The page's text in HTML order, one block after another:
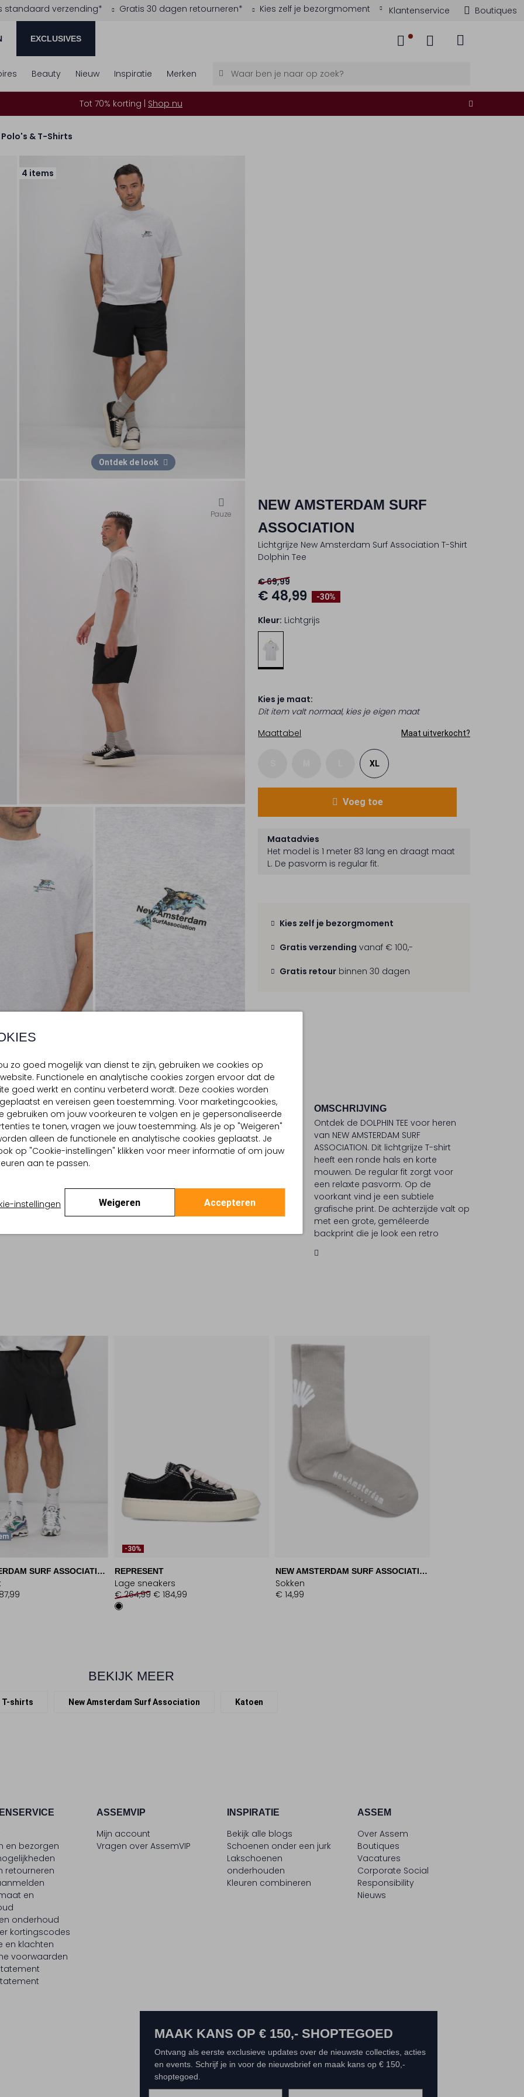
standaard verzending* Gratis 30 dagen retourneren* Kies zelf je bezorgmoment Klantenservice Boutiques
EXCLUSIVES
zo goed mogelijk van dienst te zijn, gebruiken we cookies op
Functionele en analytische cookies zorgen ervoor dat de
goed werkt en continu verbeterd wordt. Deze cookies worden
en vereisen geen toestemming. Voor marketingcookies,
gebruiken om jouw voorkeuren te volgen en je gepersonaliseerde
te tonen, vragen we jouw toestemming. Als je op "Weigeren"
alleen de functionele en analytische cookies geplaatst. Je
op "Cookie-instellingen" klikken voor meer informatie of om jouw
aan te passen.
instellingen Weigeren Accepteren
Beauty Nieuw Inspiratie Merken
Tot 70% korting | Shop nu
Polo's & T-Shirts
4 items
Ontdek de look
Pauze
NEW AMSTERDAM SURF
ASSOCIATION
Lichtgrijze New Amsterdam Surf Association T-Shirt
Dolphin Tee
-30%
€ 69,99
€ 48,99
Kleur: Lichtgrijs
Kies je maat:
Dit item valt normaal, kies je eigen maat
Maattabel
Maat uitverkocht?
XL
Voeg toe
Maatadvies
Het model is 1 meter 83 lang en draagt maat
L. De pasvorm is regular fit.
Kies zelf je bezorgmoment
Gratis verzending vanaf € 100,-
Gratis retour binnen 30 dagen
& RETOURNEREN
& PASVORM
Revival
Katoen
Korte Mouw
WASVOORSCHRIFTEN
Normaal wassen op 30 °C
Strijken op maximaal 110 °C
Niet chemisch reinigen
OMSCHRIJVING
Ontdek de DOLPHIN TEE voor heren
van NEW AMSTERDAM SURF
ASSOCIATION. Dit lichtgrijze T-shirt
heeft een ronde hals en korte
mouwen. De regular fit zorgt voor
een relaxte pasvorm. Op de
voorkant vind je een subtiele
grafische print. De achterzijde valt op
met een grote, gemêleerde
backprint die je look een retro
shirt met je favoriete shorts of jeans
NEW AMSTERDAM SURF ASSOCIATION
-30%
REPRESENT
Lage sneakers
€ 264,99 € 184,99
NEW AMSTERDAM SURF ASSOCIATION
Sokken
€ 14,99
BEKIJK MEER
T-shirts New Amsterdam Surf Association Katoen
en bezorgen
retourneren
en
onderhoud
kortingscodes
en klachten
voorwaarden
ASSEMVIP
Mijn account
Vragen over AssemVIP
INSPIRATIE
Bekijk alle blogs
Schoenen onder een jurk
Lakschoenen
onderhouden
Kleuren combineren
ASSEM
Over Assem
Boutiques
Vacatures
Corporate Social
Responsibility
Nieuws
MAAK KANS OP € 150,- SHOPTEGOED
Ontvang als eerste exclusieve updates over de nieuwste collecties, acties
en events. Schrijf je in voor de nieuwsbrief en maak kans op € 150,-
shoptegoed.